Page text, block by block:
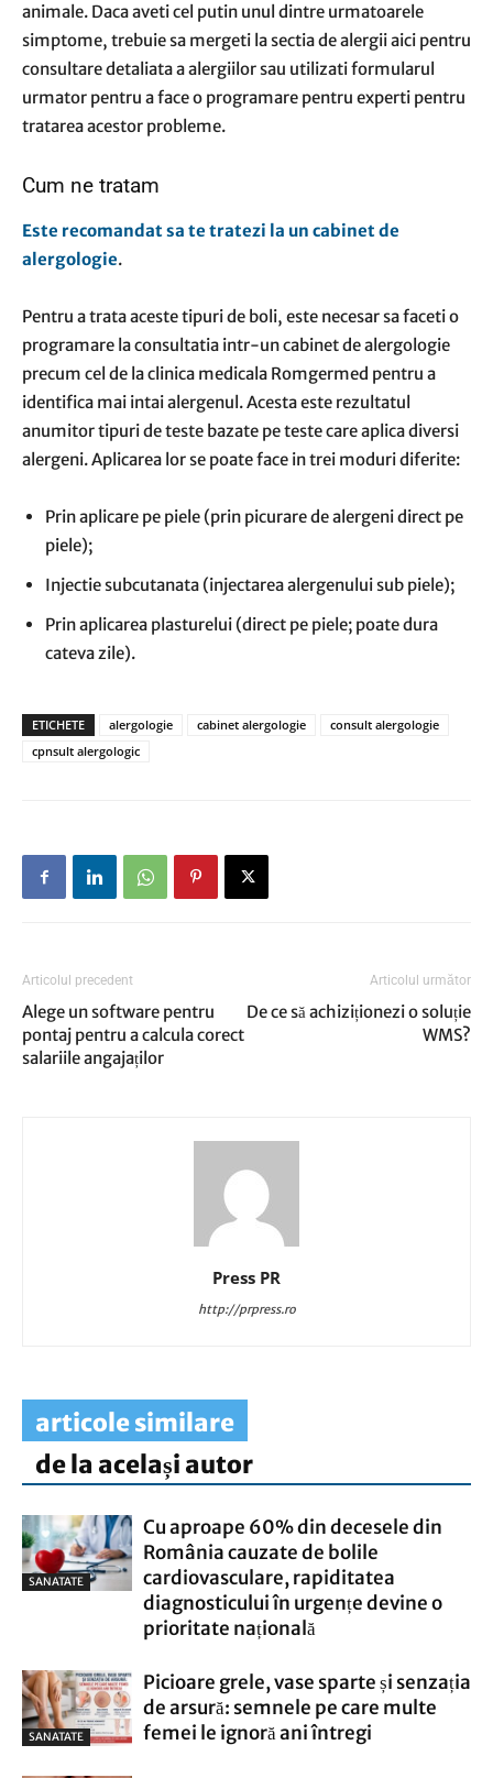
animale. Daca aveti cel putin unul dintre urmatoarele
simptome, trebuie sa mergeti la sectia de alergii aici pentru
consultare detaliata a alergiilor sau utilizati formularul
urmator pentru a face o programare pentru experti pentru
tratarea acestor probleme.
Cum ne tratam
Este recomandat sa te tratezi la un cabinet de
alergologie.
Pentru a trata aceste tipuri de boli, este necesar sa faceti o
programare la consultatia intr-un cabinet de alergologie
precum cel de la clinica medicala Romgermed pentru a
identifica mai intai alergenul. Acesta este rezultatul
anumitor tipuri de teste bazate pe teste care aplica diversi
alergeni. Aplicarea lor se poate face in trei moduri diferite:
Prin aplicare pe piele (prin picurare de alergeni direct pe
piele);
Injectie subcutanata (injectarea alergenului sub piele);
Prin aplicarea plasturelui (direct pe piele; poate dura
cateva zile).
ETICHETE alergologie cabinet alergologie
consult alergologie
cpnsult alergologic
Articolul precedent
Alege un software pentru
pontaj pentru a calcula corect
salariile angajaților
Articolul următor
De ce să achiziționezi o soluție
WMS?
Press PR
http://prpress.ro
articole similare
de la același autor
SANATATE
Cu aproape 60% din decesele din
România cauzate de bolile
cardiovasculare, rapiditatea
diagnosticului în urgențe devine o
prioritate națională
SANATATE
Picioare grele, vase sparte și senzația
de arsură: semnele pe care multe
femei le ignoră ani întregi